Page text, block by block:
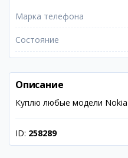
Марка телефона
Состояние
Описание
Куплю любые модели Nokia
ID: 258289